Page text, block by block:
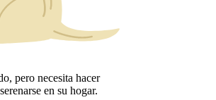
pero necesita hacer
en su hogar.